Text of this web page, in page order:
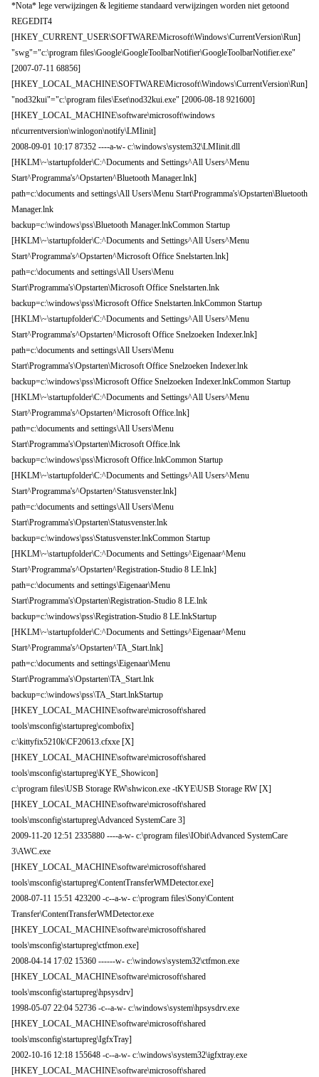
*Nota* lege verwijzingen & legitieme standaard verwijzingen worden niet getoond
REGEDIT4
[HKEY_CURRENT_USER\SOFTWARE\Microsoft\Windows\CurrentVersion\Run]
"swg"="c:\program files\Google\GoogleToolbarNotifier\GoogleToolbarNotifier.exe"
[2007-07-11 68856]
[HKEY_LOCAL_MACHINE\SOFTWARE\Microsoft\Windows\CurrentVersion\Run]
"nod32kui"="c:\program files\Eset\nod32kui.exe" [2006-08-18 921600]
[HKEY_LOCAL_MACHINE\software\microsoft\windows
nt\currentversion\winlogon\notify\LMIinit]
2008-09-01 10:17 87352 ----a-w- c:\windows\system32\LMIinit.dll
[HKLM\~\startupfolder\C:^Documents and Settings^All Users^Menu
Start^Programma's^Opstarten^Bluetooth Manager.lnk]
path=c:\documents and settings\All Users\Menu Start\Programma's\Opstarten\Bluetooth
Manager.lnk
backup=c:\windows\pss\Bluetooth Manager.lnkCommon Startup
[HKLM\~\startupfolder\C:^Documents and Settings^All Users^Menu
Start^Programma's^Opstarten^Microsoft Office Snelstarten.lnk]
path=c:\documents and settings\All Users\Menu
Start\Programma's\Opstarten\Microsoft Office Snelstarten.lnk
backup=c:\windows\pss\Microsoft Office Snelstarten.lnkCommon Startup
[HKLM\~\startupfolder\C:^Documents and Settings^All Users^Menu
Start^Programma's^Opstarten^Microsoft Office Snelzoeken Indexer.lnk]
path=c:\documents and settings\All Users\Menu
Start\Programma's\Opstarten\Microsoft Office Snelzoeken Indexer.lnk
backup=c:\windows\pss\Microsoft Office Snelzoeken Indexer.lnkCommon Startup
[HKLM\~\startupfolder\C:^Documents and Settings^All Users^Menu
Start^Programma's^Opstarten^Microsoft Office.lnk]
path=c:\documents and settings\All Users\Menu
Start\Programma's\Opstarten\Microsoft Office.lnk
backup=c:\windows\pss\Microsoft Office.lnkCommon Startup
[HKLM\~\startupfolder\C:^Documents and Settings^All Users^Menu
Start^Programma's^Opstarten^Statusvenster.lnk]
path=c:\documents and settings\All Users\Menu
Start\Programma's\Opstarten\Statusvenster.lnk
backup=c:\windows\pss\Statusvenster.lnkCommon Startup
[HKLM\~\startupfolder\C:^Documents and Settings^Eigenaar^Menu
Start^Programma's^Opstarten^Registration-Studio 8 LE.lnk]
path=c:\documents and settings\Eigenaar\Menu
Start\Programma's\Opstarten\Registration-Studio 8 LE.lnk
backup=c:\windows\pss\Registration-Studio 8 LE.lnkStartup
[HKLM\~\startupfolder\C:^Documents and Settings^Eigenaar^Menu
Start^Programma's^Opstarten^TA_Start.lnk]
path=c:\documents and settings\Eigenaar\Menu
Start\Programma's\Opstarten\TA_Start.lnk
backup=c:\windows\pss\TA_Start.lnkStartup
[HKEY_LOCAL_MACHINE\software\microsoft\shared
tools\msconfig\startupreg\combofix]
c:\kittyfix5210k\CF20613.cfxxe [X]
[HKEY_LOCAL_MACHINE\software\microsoft\shared
tools\msconfig\startupreg\KYE_Showicon]
c:\program files\USB Storage RW\shwicon.exe -tKYE\USB Storage RW [X]
[HKEY_LOCAL_MACHINE\software\microsoft\shared
tools\msconfig\startupreg\Advanced SystemCare 3]
2009-11-20 12:51 2335880 ----a-w- c:\program files\IObit\Advanced SystemCare
3\AWC.exe
[HKEY_LOCAL_MACHINE\software\microsoft\shared
tools\msconfig\startupreg\ContentTransferWMDetector.exe]
2008-07-11 15:51 423200 -c--a-w- c:\program files\Sony\Content
Transfer\ContentTransferWMDetector.exe
[HKEY_LOCAL_MACHINE\software\microsoft\shared
tools\msconfig\startupreg\ctfmon.exe]
2008-04-14 17:02 15360 ------w- c:\windows\system32\ctfmon.exe
[HKEY_LOCAL_MACHINE\software\microsoft\shared
tools\msconfig\startupreg\hpsysdrv]
1998-05-07 22:04 52736 -c--a-w- c:\windows\system\hpsysdrv.exe
[HKEY_LOCAL_MACHINE\software\microsoft\shared
tools\msconfig\startupreg\IgfxTray]
2002-10-16 12:18 155648 -c--a-w- c:\windows\system32\igfxtray.exe
[HKEY_LOCAL_MACHINE\software\microsoft\shared